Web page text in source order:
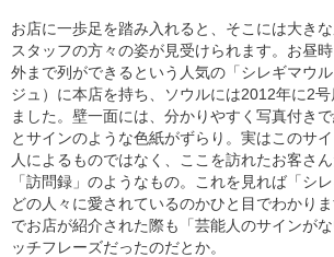
お店に一歩足を踏み入れると、そこには大き
スタッフの方々の姿が見受けられます。お昼
外まで列ができるという人気の「シレギマウ
ジュ）に本店を持ち、ソウルには2012年に2
ました。壁一面には、分かりやすく写真付き
とサインのような色紙がずらり。実はこのサ
人によるものではなく、ここを訪れたお客さ
「訪問録」のようなもの。これを見れば「シ
どの人々に愛されているのかひと目でわかり
でお店が紹介された際も「芸能人のサインが
ッチフレーズだったのだとか。